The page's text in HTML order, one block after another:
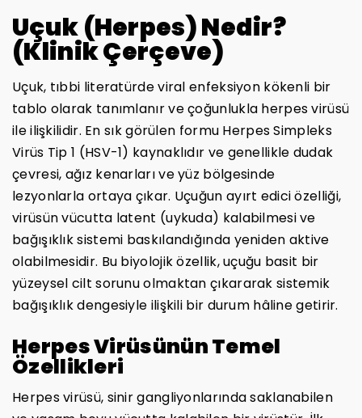
Uçuk (Herpes) Nedir?
(Klinik Çerçeve)
Uçuk, tıbbi literatürde viral enfeksiyon kökenli bir
tablo olarak tanımlanır ve çoğunlukla herpes virüsü
ile ilişkilidir. En sık görülen formu Herpes Simpleks
Virüs Tip 1 (HSV-1) kaynaklıdır ve genellikle dudak
çevresi, ağız kenarları ve yüz bölgesinde
lezyonlarla ortaya çıkar. Uçuğun ayırt edici özelliği,
virüsün vücutta latent (uykuda) kalabilmesi ve
bağışıklık sistemi baskılandığında yeniden aktive
olabilmesidir. Bu biyolojik özellik, uçuğu basit bir
yüzeysel cilt sorunu olmaktan çıkararak sistemik
bağışıklık dengesiyle ilişkili bir durum hâline getirir.
Herpes Virüsünün Temel
Özellikleri
Herpes virüsü, sinir gangliyonlarında saklanabilen